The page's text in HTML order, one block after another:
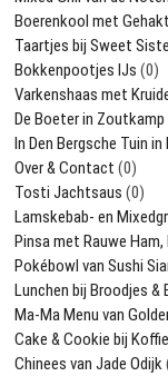
Boerenkool met
Taartjes bij Sweet
Bokkenpootjes IJs (0)
Varkenshaas met
De Boeter in Zoutkamp
In Den Bergsche Tuin in
Over & Contact (0)
Tosti Jachtsaus (0)
Lamskebab- en
Pinsa met Rauwe
Pokébowl van Sushi
Lunchen bij Broodjes &
Ma-Ma Menu van
Cake & Cookie bij
Chinees van Jade Odijk